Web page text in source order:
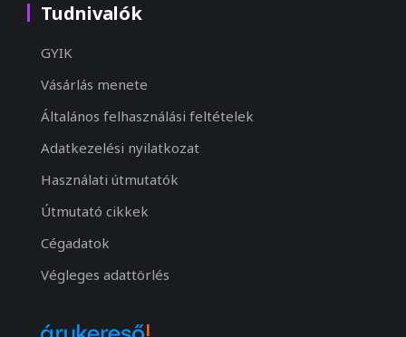
Tudnivalók
GYIK
Vásárlás menete
Általános felhasználási feltételek
Adatkezelési nyilatkozat
Használati útmutatók
Útmutató cikkek
Cégadatok
Végleges adattörlés